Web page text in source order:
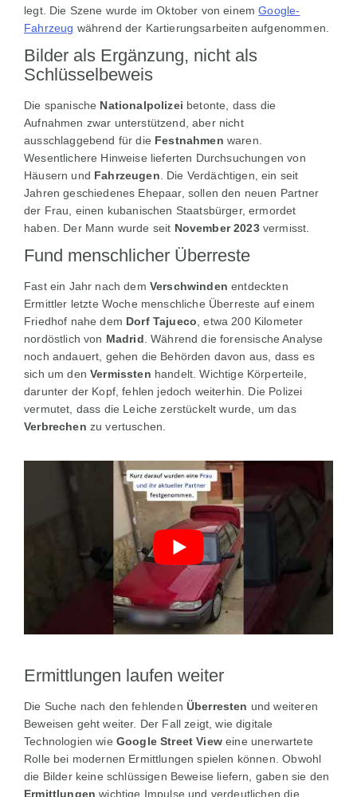
legt. Die Szene wurde im Oktober von einemGoogle-
Fahrzeug während der Kartierungsarbeiten aufgenommen.
Bilder als Ergänzung, nicht als
Schlüsselbeweis
Die spanische Nationalpolizei betonte, dass die
Aufnahmen zwar unterstützend, aber nicht
ausschlaggebend für die Festnahmen waren.
Wesentlichere Hinweise lieferten Durchsuchungen von
Häusern und Fahrzeugen . Die Verdächtigen, ein seit
Jahren geschiedenes Ehepaar, sollen den neuen Partner
der Frau, einen kubanischen Staatsbürger, ermordet
haben. Der Mann wurde seit November 2023vermisst.
Fund menschlicher Überreste
Fast ein Jahr nach dem Verschwinden entdeckten
Ermittler letzte Woche menschliche Überreste auf einem
Friedhof nahe dem Dorf Tajueco , etwa 200 Kilometer
nordöstlich von Madrid . Während die forensische Analyse
noch andauert, gehen die Behörden davon aus, dass es
sich um denVermissten handelt. Wichtige Körperteile,
darunter der Kopf, fehlen jedoch weiterhin. Die Polizei
vermutet, dass die Leiche zerstückelt wurde, um das
Verbrechen zu vertuschen.
Ermittlungen laufen weiter
Die Suche nach den fehlenden Überresten und weiteren
Beweisen geht weiter. Der Fall zeigt, wie digitale
Technologien wie Google Street Vieweine unerwartete
Rolle bei modernen Ermittlungen spielen können. Obwohl
die Bilder keine schlüssigen Beweise liefern, gaben sie den
Ermittlungen wichtige Impulse und verdeutlichen die